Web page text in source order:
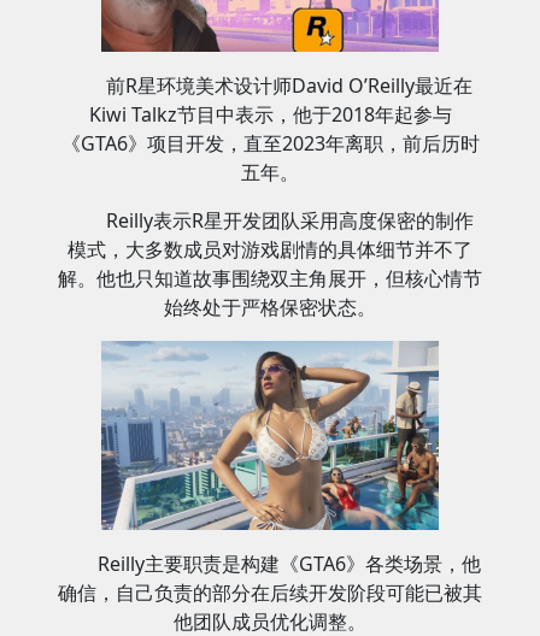
前R星环境美术设计师David O’Reilly最近在
Kiwi Talkz节目中表示，他于2018年起参与
《GTA6》项目开发，直至2023年离职，前后历时
五年。
Reilly表示R星开发团队采用高度保密的制作
模式，大多数成员对游戏剧情的具体细节并不了
解。他也只知道故事围绕双主角展开，但核心情节
始终处于严格保密状态。
Reilly主要职责是构建《GTA6》各类场景，他
确信，自己负责的部分在后续开发阶段可能已被其
他团队成员优化调整。